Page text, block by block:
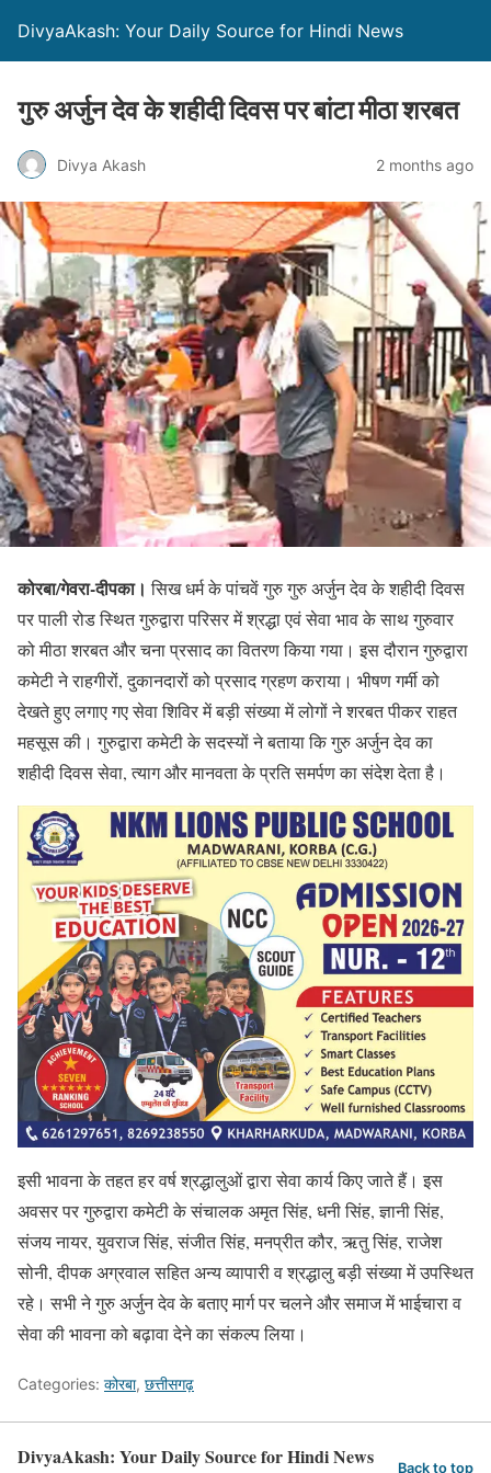
DivyaAkash: Your Daily Source for Hindi News
गुरु अर्जुन देव के शहीदी दिवस पर बांटा मीठा शरबत
Divya Akash 2 months ago
कोरबा/गेवरा-दीपका। सिख धर्म के पांचवें गुरु गुरु अर्जुन देव के शहीदी दिवस
पर पाली रोड स्थित गुरुद्वारा परिसर में श्रद्धा एवं सेवा भाव के साथ गुरुवार
को मीठा शरबत और चना प्रसाद का वितरण किया गया। इस दौरान गुरुद्वारा
कमेटी ने राहगीरों, दुकानदारों को प्रसाद ग्रहण कराया। भीषण गर्मी को
देखते हुए लगाए गए सेवा शिविर में बड़ी संख्या में लोगों ने शरबत पीकर राहत
महसूस की। गुरुद्वारा कमेटी के सदस्यों ने बताया कि गुरु अर्जुन देव का
शहीदी दिवस सेवा, त्याग और मानवता के प्रति समर्पण का संदेश देता है।
इसी भावना के तहत हर वर्ष श्रद्धालुओं द्वारा सेवा कार्य किए जाते हैं। इस
अवसर पर गुरुद्वारा कमेटी के संचालक अमृत सिंह, धनी सिंह, ज्ञानी सिंह,
संजय नायर, युवराज सिंह, संजीत सिंह, मनप्रीत कौर, ऋतु सिंह, राजेश
सोनी, दीपक अग्रवाल सहित अन्य व्यापारी व श्रद्धालु बड़ी संख्या में उपस्थित
रहे। सभी ने गुरु अर्जुन देव के बताए मार्ग पर चलने और समाज में भाईचारा व
सेवा की भावना को बढ़ावा देने का संकल्प लिया।
Categories: कोरबा, छत्तीसगढ़
DivyaAkash: Your Daily Source for Hindi News Back to top